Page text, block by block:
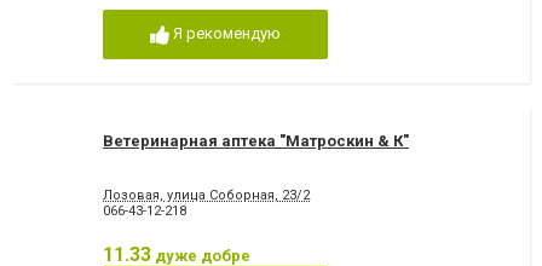
Я рекомендую
Ветеринарная аптека "Матроскин & К"
Лозовая, улица Соборная, 23/2
066-43-12-218
11.33 дуже добре